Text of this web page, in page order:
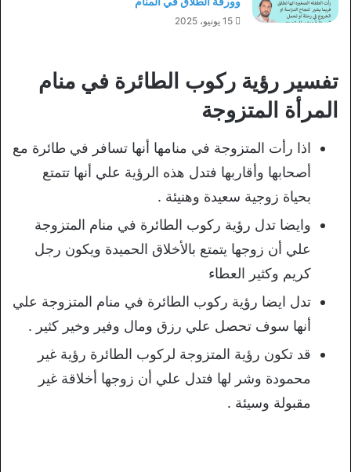
15 يونيو، 2025
تفسير رؤية ركوب الطائرة في منام
المرأة المتزوجة
اذا رأت المتزوجة في منامها أنها تسافر في طائرة مع
أصحابها وأقاربها فتدل هذه الرؤية علي أنها تتمتع
بحياة زوجية سعيدة وهنيئة .
وايضا تدل رؤية ركوب الطائرة في منام المتزوجة
علي أن زوجها يتمتع بالأخلاق الحميدة ويكون رجل
كريم وكثير العطاء
تدل ايضا رؤية ركوب الطائرة في منام المتزوجة علي
أنها سوف تحصل علي رزق ومال وفير وخير كثير .
قد تكون رؤية المتزوجة لركوب الطائرة رؤية غير
محمودة وشر لها فتدل علي أن زوجها أخلاقة غير
مقبولة وسيئة .